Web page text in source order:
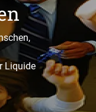
Liquide